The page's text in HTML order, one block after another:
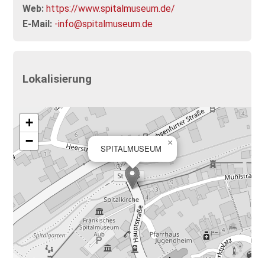
Web: https://www.spitalmuseum.de/
E-Mail: -info@spitalmuseum.de
Lokalisierung
SPITALMUSEUM
×
+
−